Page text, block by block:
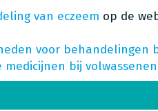
van eczeem op de
voor behandelingen
bij